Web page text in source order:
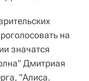
на
значатся
Дмитриая
"Алиса.